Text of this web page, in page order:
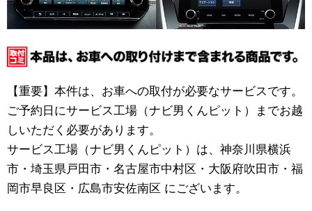
【重要】本件は、お車への取付が必要なサービスです。
ご予約日にサービス工場（ナビ男くんピット）までお越
しいただく必要があります。
サービス工場（ナビ男くんピット）は、神奈川県横浜
市・埼玉県戸田市・名古屋市中村区・大阪府吹田市・福
岡市早良区・広島市安佐南区 にございます。